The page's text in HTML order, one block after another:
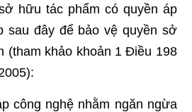
hữu tác phẩm có quyền áp
sau đây để bảo vệ quyền sở
(tham khảo khoản 1 Điều 198
công nghệ nhằm ngăn ngừa